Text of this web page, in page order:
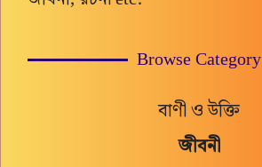
Browse Category
বাণী ও উক্তি
জীবনী